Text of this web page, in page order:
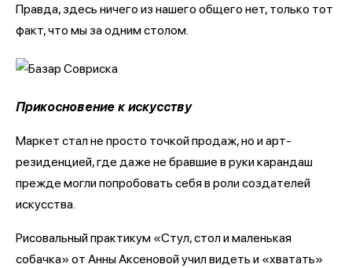
Правда, здесь ничего из нашего общего нет, только тот
факт, что мы за одним столом.
Прикосновение к искусству
Маркет стал не просто точкой продаж, но и арт-
резиденцией, где даже не бравшие в руки карандаш
прежде могли попробовать себя в роли создателей
искусства.
Рисовальный практикум «Стул, стол и маленькая
собачка» от Анны Аксеновой учил видеть и «хватать»